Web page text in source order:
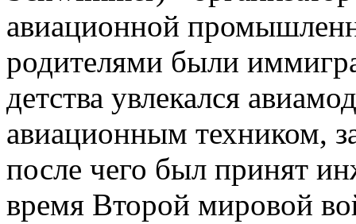
авиационной
родителями были
детства увлекался
авиационным техником,
после чего был принят
время Второй мировой